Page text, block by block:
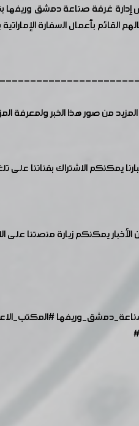
غرفة صناعة دمشق وريفها
القائم بأعمال السفارة
من صور هذا الخبر ولمعرفة
يمكنكم الاشتراك بقناتنا على
الأخبار يمكنكم زيارة منصتنا على